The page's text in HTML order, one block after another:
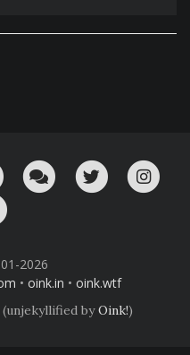
canal en Telegram!
Oink! TV Charla con nosotros
Twitter
2026
• oink.in • oink.wtf
(unjekyllified byOink!)